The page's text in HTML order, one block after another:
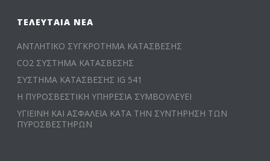
ΤΕΛΕΥΤΑΊΑ ΝΈΑ
ΑΝΤΛΗΤΙΚΟ ΣΥΓΚΡΟΤΗΜΑ ΚΑΤΑΣΒΕΣΗΣ
CO2 ΣΥΣΤΗΜΑ ΚΑΤΑΣΒΕΣΗΣ
ΣΥΣΤΗΜΑ ΚΑΤΑΣΒΕΣΗΣ IG 541
Η ΠΥΡΟΣΒΕΣΤΙΚΗ ΥΠΗΡΕΣΙΑ ΣΥΜΒΟΥΛΕΥΕΙ
ΥΓΙΕΙΝΗ ΚΑΙ ΑΣΦΑΛΕΙΑ ΚΑΤΑ ΤΗΝ ΣΥΝΤΗΡΗΣΗ ΤΩΝ
ΠΥΡΟΣΒΕΣΤΗΡΩΝ